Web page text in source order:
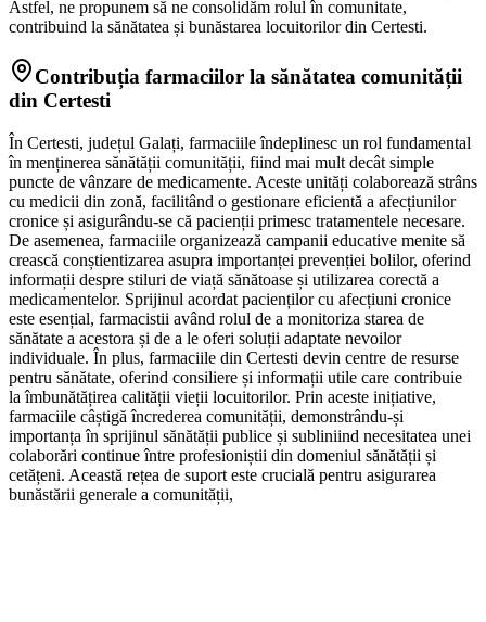
Astfel, ne propunem să ne consolidăm rolul în comunitate,
contribuind la sănătatea și bunăstarea locuitorilor din Certesti.
Contribuția farmaciilor la sănătatea comunității
din Certesti
În Certesti, județul Galați, farmaciile îndeplinesc un rol fundamental
în menținerea sănătății comunității, fiind mai mult decât simple
puncte de vânzare de medicamente. Aceste unități colaborează strâns
cu medicii din zonă, facilitând o gestionare eficientă a afecțiunilor
cronice și asigurându-se că pacienții primesc tratamentele necesare.
De asemenea, farmaciile organizează campanii educative menite să
crească conștientizarea asupra importanței prevenției bolilor, oferind
informații despre stiluri de viață sănătoase și utilizarea corectă a
medicamentelor. Sprijinul acordat pacienților cu afecțiuni cronice
este esențial, farmacistii având rolul de a monitoriza starea de
sănătate a acestora și de a le oferi soluții adaptate nevoilor
individuale. În plus, farmaciile din Certesti devin centre de resurse
pentru sănătate, oferind consiliere și informații utile care contribuie
la îmbunătățirea calității vieții locuitorilor. Prin aceste inițiative,
farmaciile câștigă încrederea comunității, demonstrându-și
importanța în sprijinul sănătății publice și subliniind necesitatea unei
colaborări continue între profesioniștii din domeniul sănătății și
cetățeni. Această rețea de suport este crucială pentru asigurarea
bunăstării generale a comunității,